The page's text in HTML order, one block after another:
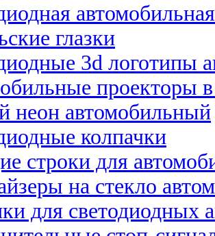
глазки
3d логотипы
проекторы
неон автомобильный
колпачки
строки для
на стекло
для светодиодных